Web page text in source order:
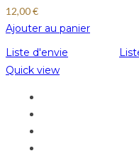
12,00€
Ajouter au panier
Liste d'envie
Quick view